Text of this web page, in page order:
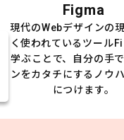
Figma
現代のWebデザインの
く使われているツール
学ぶことで、自分の手
ンをカタチにするノウ
につけます。